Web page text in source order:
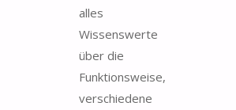
alles
Wissenswerte
über die
Funktionsweise,
verschiedene